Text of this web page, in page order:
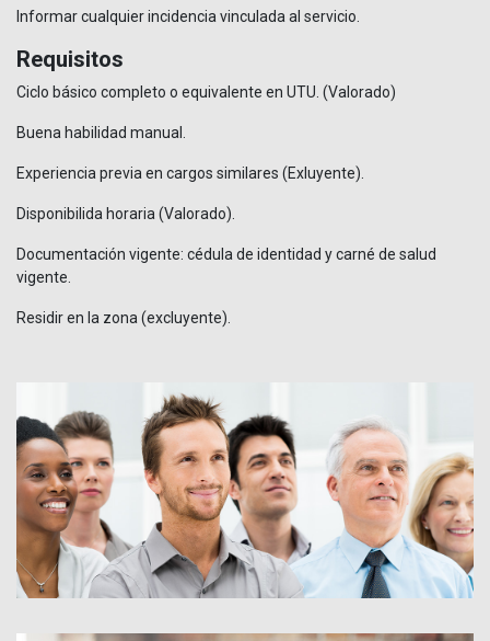
Informar cualquier incidencia vinculada al servicio.
Requisitos
Ciclo básico completo o equivalente en UTU. (Valorado)
Buena habilidad manual.
Experiencia previa en cargos similares (Exluyente).
Disponibilida horaria (Valorado).
Documentación vigente: cédula de identidad y carné de salud
vigente.
Residir en la zona (excluyente).